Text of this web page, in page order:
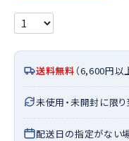
送料無料 （6,600円以
未使用・未開封に限
配送日の指定がない